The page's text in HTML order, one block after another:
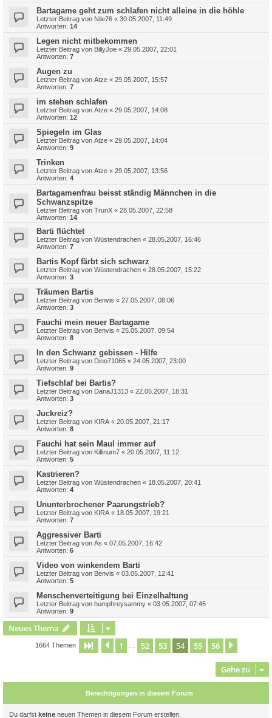
Bartagame geht zum schlafen nicht alleine in die höhle
Letzter Beitrag von Nile76 « 30.05.2007, 11:49
Antworten: 14
Legen nicht mitbekommen
Letzter Beitrag von BillyJoe « 29.05.2007, 22:01
Antworten: 7
Augen zu
Letzter Beitrag von Atze « 29.05.2007, 15:57
Antworten: 7
im stehen schlafen
Letzter Beitrag von Atze « 29.05.2007, 14:08
Antworten: 12
Spiegeln im Glas
Letzter Beitrag von Atze « 29.05.2007, 14:04
Antworten: 9
Trinken
Letzter Beitrag von Atze « 29.05.2007, 13:56
Antworten: 4
Bartagamenfrau beisst ständig Männchen in die
Schwanzspitze
Letzter Beitrag von TrunX « 28.05.2007, 22:58
Antworten: 14
Barti flüchtet
Letzter Beitrag von Wüstendrachen « 28.05.2007, 16:46
Antworten: 7
Bartis Kopf färbt sich schwarz
Letzter Beitrag von Wüstendrachen « 28.05.2007, 15:22
Antworten: 3
Träumen Bartis
Letzter Beitrag von Benvis « 27.05.2007, 08:06
Antworten: 3
Fauchi mein neuer Bartagame
Letzter Beitrag von Benvis « 25.05.2007, 09:54
Antworten: 8
In den Schwanz gebissen - Hilfe
Letzter Beitrag von Dino71065 « 24.05.2007, 23:00
Antworten: 9
Tiefschlaf bei Bartis?
Letzter Beitrag von DanaJ1313 « 22.05.2007, 18:31
Antworten: 3
Juckreiz?
Letzter Beitrag von KIRA « 20.05.2007, 21:17
Antworten: 8
Fauchi hat sein Maul immer auf
Letzter Beitrag von Killinum7 « 20.05.2007, 11:12
Antworten: 5
Kastrieren?
Letzter Beitrag von Wüstendrachen « 18.05.2007, 20:41
Antworten: 4
Ununterbrochener Paarungstrieb?
Letzter Beitrag von KIRA « 18.05.2007, 19:21
Antworten: 7
Aggressiver Barti
Letzter Beitrag von As « 07.05.2007, 16:42
Antworten: 6
Video von winkendem Barti
Letzter Beitrag von Benvis « 03.05.2007, 12:41
Antworten: 5
Menschenverteitigung bei Einzelhaltung
Letzter Beitrag von humphreysammy « 03.05.2007, 07:45
Antworten: 9
Neues Thema
1664 Themen Seite 54 von56
Vorherige
1 52 53 54 55 56
Gehe zu
Berechtigungen in diesem Forum
Du darfst keine neuen Themen in diesem Forum erstellen.